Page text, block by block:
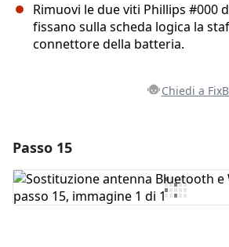
Rimuovi le due viti Phillips #000
fissano sulla scheda logica la
connettore della batteria.
Chiedi a
Aggiungi Commento
Passo 15